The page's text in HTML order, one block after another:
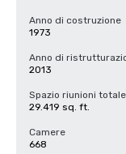
Anno di costruzione
1973
Anno di
2013
Spazio riunioni totale
29.419 sq. ft.
Camere
668